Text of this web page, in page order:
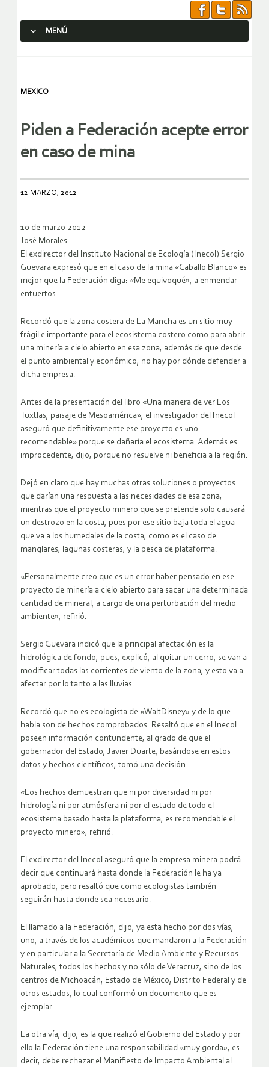
MENÚ
MEXICO
Piden a Federación acepte error
en caso de mina
12 MARZO, 2012
10 de marzo 2012
José Morales
El exdirector del Instituto Nacional de Ecología (Inecol) Sergio
Guevara expresó que en el caso de la mina «Caballo Blanco» es
mejor que la Federación diga: «Me equivoqué», a enmendar
entuertos.
Recordó que la zona costera de La Mancha es un sitio muy
frágil e importante para el ecosistema costero como para abrir
una minería a cielo abierto en esa zona, además de que desde
el punto ambiental y económico, no hay por dónde defender a
dicha empresa.
Antes de la presentación del libro «Una manera de ver Los
Tuxtlas, paisaje de Mesoamérica», el investigador del Inecol
aseguró que definitivamente ese proyecto es «no
recomendable» porque se dañaría el ecosistema. Además es
improcedente, dijo, porque no resuelve ni beneficia a la región.
Dejó en claro que hay muchas otras soluciones o proyectos
que darían una respuesta a las necesidades de esa zona,
mientras que el proyecto minero que se pretende solo causará
un destrozo en la costa, pues por ese sitio baja toda el agua
que va a los humedales de la costa, como es el caso de
manglares, lagunas costeras, y la pesca de plataforma.
«Personalmente creo que es un error haber pensado en ese
proyecto de minería a cielo abierto para sacar una determinada
cantidad de mineral, a cargo de una perturbación del medio
ambiente», refirió.
Sergio Guevara indicó que la principal afectación es la
hidrológica de fondo, pues, explicó, al quitar un cerro, se van a
modificar todas las corrientes de viento de la zona, y esto va a
afectar por lo tanto a las lluvias.
Recordó que no es ecologista de «WaltDisney» y de lo que
habla son de hechos comprobados. Resaltó que en el Inecol
poseen información contundente, al grado de que el
gobernador del Estado, Javier Duarte, basándose en estos
datos y hechos científicos, tomó una decisión.
«Los hechos demuestran que ni por diversidad ni por
hidrología ni por atmósfera ni por el estado de todo el
ecosistema basado hasta la plataforma, es recomendable el
proyecto minero», refirió.
El exdirector del Inecol aseguró que la empresa minera podrá
decir que continuará hasta donde la Federación le ha ya
aprobado, pero resaltó que como ecologistas también
seguirán hasta donde sea necesario.
El llamado a la Federación, dijo, ya esta hecho por dos vías;
uno, a través de los académicos que mandaron a la Federación
y en particular a la Secretaría de Medio Ambiente y Recursos
Naturales, todos los hechos y no sólo de Veracruz, sino de los
centros de Michoacán, Estado de México, Distrito Federal y de
otros estados, lo cual conformó un documento que es
ejemplar.
La otra vía, dijo, es la que realizó el Gobierno del Estado y por
ello la Federación tiene una responsabilidad «muy gorda», es
decir, debe rechazar el Manifiesto de Impacto Ambiental al